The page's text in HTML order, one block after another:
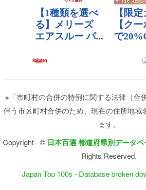
※「市町村の合併の特例に関する法律（合
伴う市区町村合併のため、現在の住所地域
ます。
Copyright - © 日本百選 都道府県別データベ
Rights Reserved.
Japan Top 100s - Database broken